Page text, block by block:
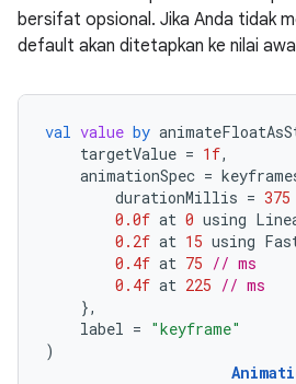
bersifat opsional. Jika Anda tidak
default akan ditetapkan ke nilai
val value by
targetValue = 1f,
animationSpec =
durationMillis = 375
0.0f at 0 using
0.2f at 15 using
0.4f at 75 // ms
0.4f at 225 // ms
},
label = "keyframe"
)